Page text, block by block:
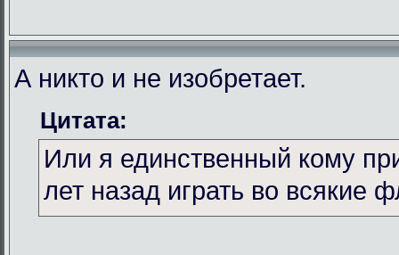
А никто и не изобретает.
Цитата:
Или я единственный кому
лет назад играть во всякие